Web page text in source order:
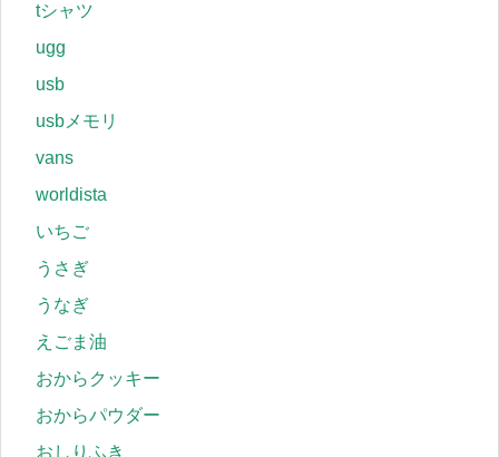
tシャツ
ugg
usb
usbメモリ
vans
worldista
いちご
うさぎ
うなぎ
えごま油
おからクッキー
おからパウダー
おしりふき